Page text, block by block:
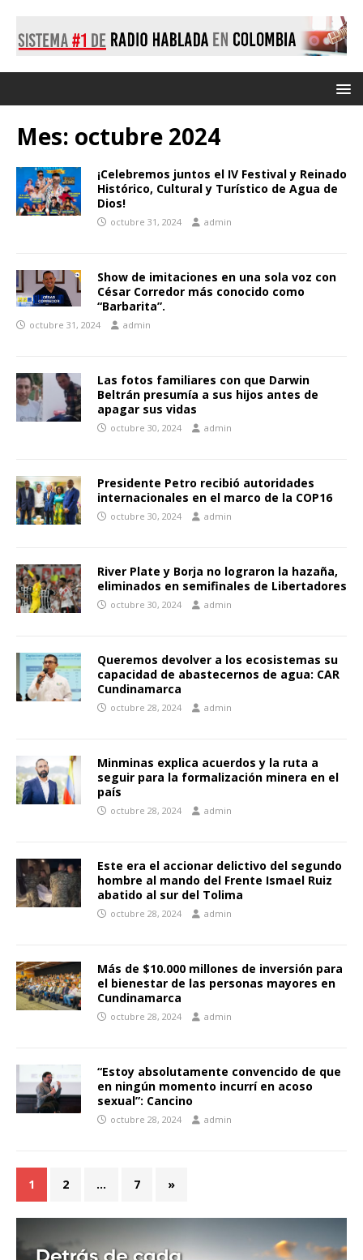
Mes: octubre 2024
¡Celebremos juntos el IV Festival y Reinado
Histórico, Cultural y Turístico de Agua de
Dios!
octubre 31, 2024 admin
Show de imitaciones en una sola voz con
César Corredor más conocido como
“Barbarita”.
octubre 31, 2024 admin
Las fotos familiares con que Darwin
Beltrán presumía a sus hijos antes de
apagar sus vidas
octubre 30, 2024 admin
Presidente Petro recibió autoridades
internacionales en el marco de la COP16
octubre 30, 2024 admin
River Plate y Borja no lograron la hazaña,
eliminados en semifinales de Libertadores
octubre 30, 2024 admin
Queremos devolver a los ecosistemas su
capacidad de abastecernos de agua: CAR
Cundinamarca
octubre 28, 2024 admin
Minminas explica acuerdos y la ruta a
seguir para la formalización minera en el
país
octubre 28, 2024 admin
Este era el accionar delictivo del segundo
hombre al mando del Frente Ismael Ruiz
abatido al sur del Tolima
octubre 28, 2024 admin
Más de $10.000 millones de inversión para
el bienestar de las personas mayores en
Cundinamarca
octubre 28, 2024 admin
“Estoy absolutamente convencido de que
en ningún momento incurrí en acoso
sexual”: Cancino
octubre 28, 2024 admin
1 2 … 7 »